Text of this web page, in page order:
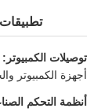
توصيلات الكمبيوتر:
أجهزة الكمبيوتر
أنظمة التحكم